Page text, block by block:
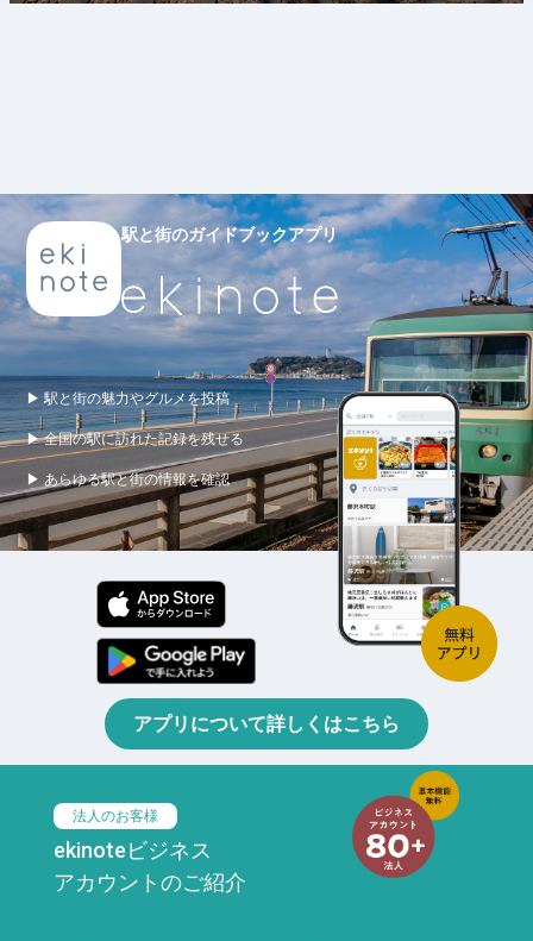
駅と街のガイドブックアプリ
▶ 駅と街の魅力やグルメを投稿
▶ 全国の駅に訪れた記録を残せる
▶ あらゆる駅と街の情報を確認
アプリについて詳しくはこちら
法人のお客様
ekinoteビジネス
アカウントのご紹介